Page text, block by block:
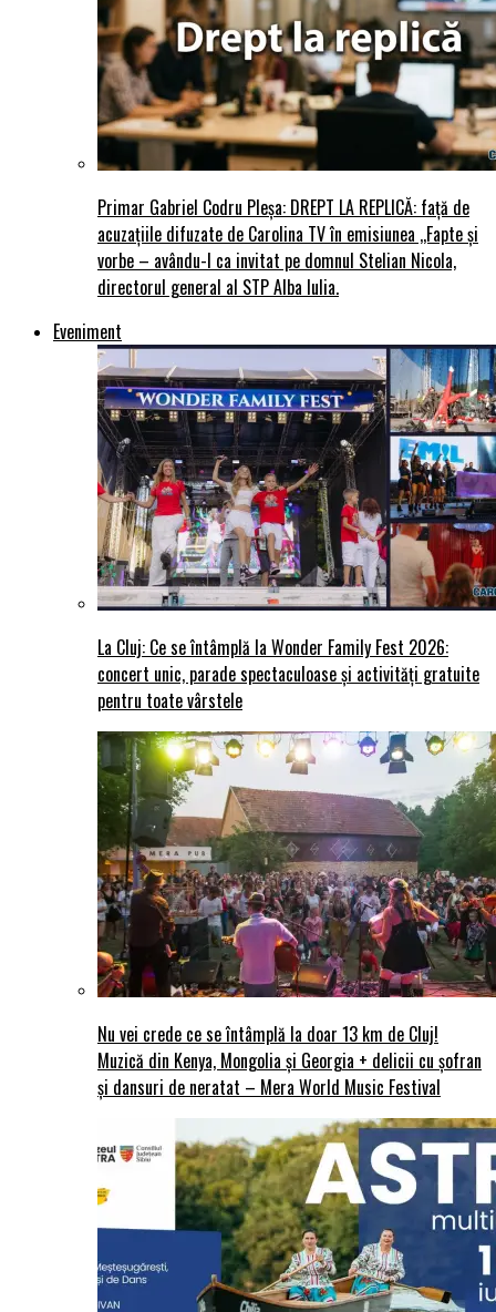
Primar Gabriel Codru Pleșa: DREPT LA REPLICĂ: față de
acuzațiile difuzate de Carolina TV în emisiunea ,,Fapte și
vorbe – avându-l ca invitat pe domnul Stelian Nicola,
directorul general al STP Alba Iulia.
Eveniment
La Cluj: Ce se întâmplă la Wonder Family Fest 2026:
concert unic, parade spectaculoase și activități gratuite
pentru toate vârstele
Nu vei crede ce se întâmplă la doar 13 km de Cluj!
Muzică din Kenya, Mongolia și Georgia + delicii cu șofran
și dansuri de neratat – Mera World Music Festival